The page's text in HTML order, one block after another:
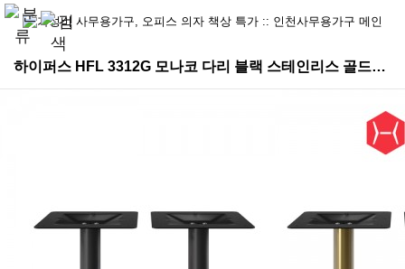
하이퍼스 HFL 3312G 모나코 다리 블랙 스테인리스 골드다리 > 테이블[식탁]